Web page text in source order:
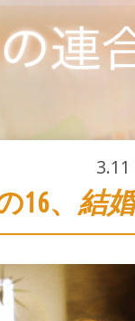
3.11
16、 結